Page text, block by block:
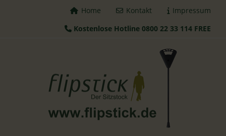
Impressum
Kontakt
Home
Kostenlose Hotline 0800 22 33 114 FREE